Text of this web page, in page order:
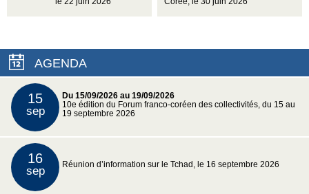
AGENDA
15
sep
Du 15/09/2026 au 19/09/2026
10e édition du Forum franco-coréen des collectivités, du 15 au
19 septembre 2026
16
sep Réunion d’information sur le Tchad, le 16 septembre 2026